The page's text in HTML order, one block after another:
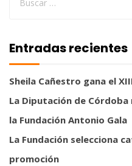
Entradas recientes
Sheila Cañestro gana el
La Diputación de
la Fundación Antonio Gala
La Fundación selecciona
promoción